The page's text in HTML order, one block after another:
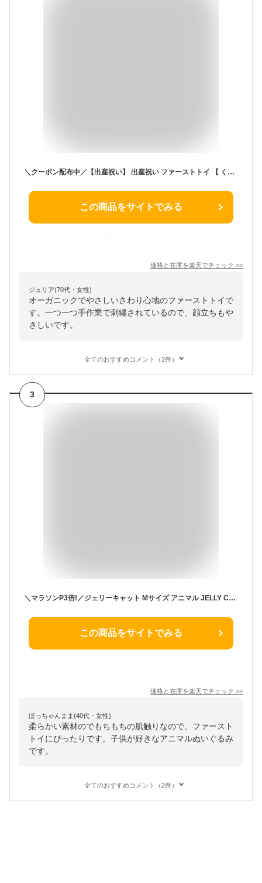
＼クーポン配布中／【出産祝い】 出産祝い ファーストトイ 【 くまさん うさぎさん 】 出産祝い 女の子 男の子 ぬいぐるみ オーガニック 日本製 出産祝い女の子 男の子 洗える おもちゃ 赤ちゃん にぎにぎ ベビー 日本製 送料無料
この商品をサイトでみる
価格と在庫を楽天でチェック >>
ジュリア(70代・女性)
オーガニックでやさしいさわり心地のファーストトイで
す。一つ一つ手作業で刺繡されているので、顔立ちもや
さしいです。
全てのおすすめコメント（2件）
3
＼マラソンP3倍!／ジェリーキャット Mサイズ アニマル JELLY CAT 【ファーストトイ ぬいぐるみ】 【ファーストトイ 赤ちゃん】トイ ベビー ギフト プレゼント ベビー イギリス Medium クリスマス 子供 キッズ ライオン モンキー ユニコーン キリン Bashf
この商品をサイトでみる
価格と在庫を楽天でチェック >>
ほっちゃんまま(40代・女性)
柔らかい素材のでもちもちの肌触りなので、ファースト
トイにぴったりです。子供が好きなアニマルぬいぐるみ
です。
全てのおすすめコメント（2件）